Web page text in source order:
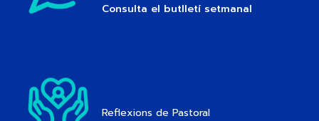
Consulta el butlletí setmanal
Reflexions de Pastoral